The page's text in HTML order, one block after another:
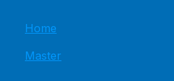
Home
Master